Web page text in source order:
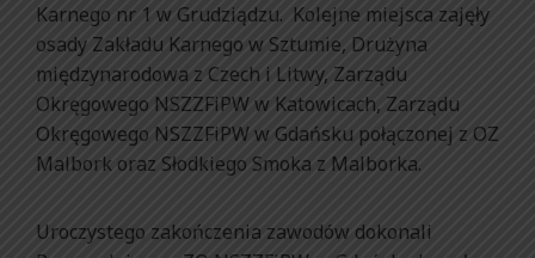
Karnego nr 1 w Grudziądzu. Kolejne miejsca zajęły
osady Zakładu Karnego w Sztumie, Drużyna
międzynarodowa z Czech i Litwy, Zarządu
Okręgowego NSZZFiPW w Katowicach, Zarządu
Okręgowego NSZZFiPW w Gdańsku połączonej z OZ
Malbork oraz Słodkiego Smoka z Malborka.
Uroczystego zakończenia zawodów dokonali